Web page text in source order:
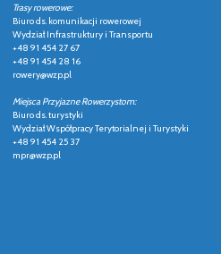
Trasy rowerowe:
Biuro ds. komunikacji rowerowej
Wydział Infrastruktury i Transportu
+48 91 454 27 67
+48 91 454 28 16
rowery@wzp.pl
Miejsca Przyjazne Rowerzystom:
Biuro ds. turystyki
Wydział Współpracy Terytorialnej i Turystyki
+48 91 454 25 37
mpr@wzp.pl